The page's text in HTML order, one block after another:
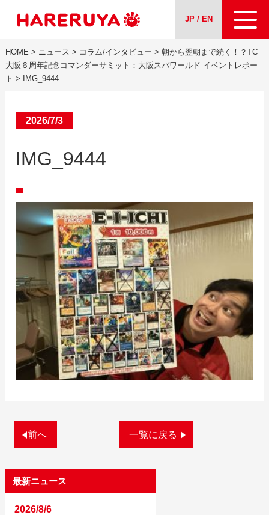
JP / EN
会社案内
ニュース
求人情報
お問い合わせ
HOME > ニュース > コラム/インタビュー > 朝から翌朝まで続く！？TC
大阪６周年記念コマンダーサミット：大阪スパワールド イベントレポー
ト > IMG_9444
2026/7/3
IMG_9444
前へ 一覧に戻る
最新ニュース
2026/8/6